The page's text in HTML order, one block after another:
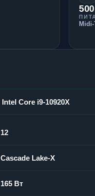
Intel Core i9-10920X
12
Cascade Lake-X
165 Вт